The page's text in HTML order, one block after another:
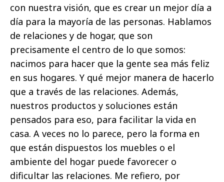
con nuestra visión, que es crear un mejor día a
día para la mayoría de las personas. Hablamos
de relaciones y de hogar, que son
precisamente el centro de lo que somos:
nacimos para hacer que la gente sea más feliz
en sus hogares. Y qué mejor manera de hacerlo
que a través de las relaciones. Además,
nuestros productos y soluciones están
pensados para eso, para facilitar la vida en
casa. A veces no lo parece, pero la forma en
que están dispuestos los muebles o el
ambiente del hogar puede favorecer o
dificultar las relaciones. Me refiero, por